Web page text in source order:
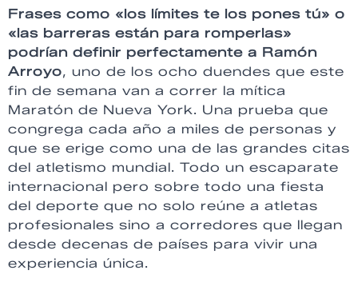
Frases como «los límites te los pones tú» o
«las barreras están para romperlas»
podrían definir perfectamente a Ramón
Arroyo, uno de los ocho duendes que este
fin de semana van a correr la mítica
Maratón de Nueva York. Una prueba que
congrega cada año a miles de personas y
que se erige como una de las grandes citas
del atletismo mundial. Todo un escaparate
internacional pero sobre todo una fiesta
del deporte que no solo reúne a atletas
profesionales sino a corredores que llegan
desde decenas de países para vivir una
experiencia única.